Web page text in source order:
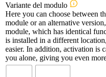
Variante del modulo
Here you can choose between
module or an alternative
module, which has identical
is installed in a different
easier. In addition, activation is
you alone, giving you even